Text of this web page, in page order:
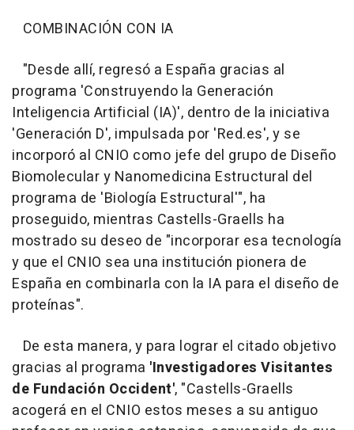
COMBINACIÓN CON IA
"Desde allí, regresó a España gracias al
programa 'Construyendo la Generación
Inteligencia Artificial (IA)', dentro de la iniciativa
'Generación D', impulsada por 'Red.es', y se
incorporó al CNIO como jefe del grupo de Diseño
Biomolecular y Nanomedicina Estructural del
programa de 'Biología Estructural'", ha
proseguido, mientras Castells-Graells ha
mostrado su deseo de "incorporar esa tecnología
y que el CNIO sea una institución pionera de
España en combinarla con la IA para el diseño de
proteínas".
De esta manera, y para lograr el citado objetivo
gracias al programa 'Investigadores Visitantes
de Fundación Occident', "Castells-Graells
acogerá en el CNIO estos meses a su antiguo